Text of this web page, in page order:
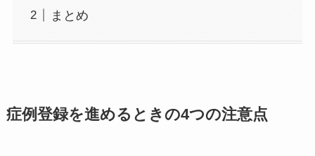
まとめ
症例登録を進めるときの4つの注意点